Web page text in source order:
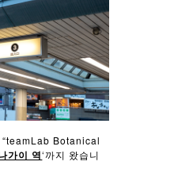
Botanical
가이 역‘까지 왔습니